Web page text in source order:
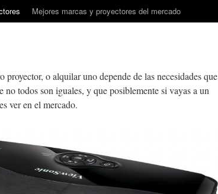
Mejores marcas y proyectores del mercado
proyector, o alquilar uno depende de las necesidades que
no todos son iguales, y que posiblemente si vayas a un
ver en el mercado.